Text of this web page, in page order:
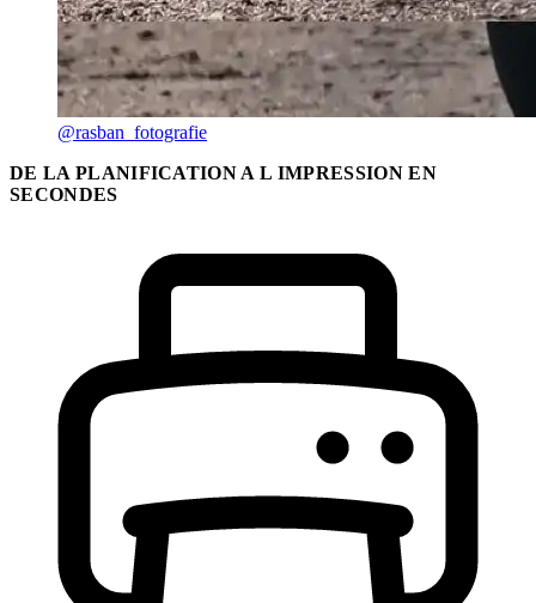
@rasban_fotografie
DE LA PLANIFICATION A L IMPRESSION EN
SECONDES